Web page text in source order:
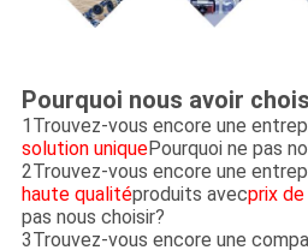
Pourquoi nous avoir
1Trouvez-vous encore une
solution uniquePourquoi ne pas
2Trouvez-vous encore une
haute qualitéproduits avecprix
pas nous choisir?
3Trouvez-vous encore une